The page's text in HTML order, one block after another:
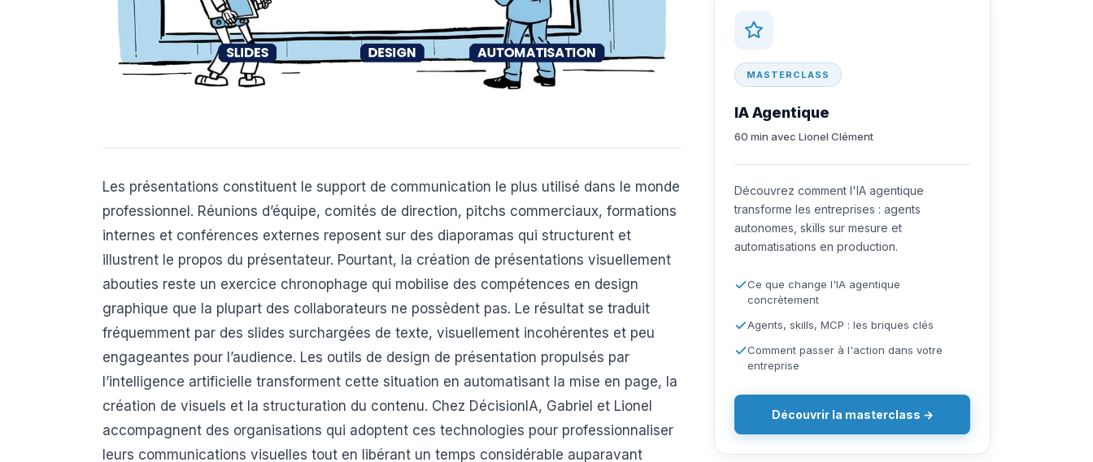
Les présentations constituent le support de communication le plus utilisé dans le monde
professionnel. Réunions d’équipe, comités de direction, pitchs commerciaux, formations
internes et conférences externes reposent sur des diaporamas qui structurent et
illustrent le propos du présentateur. Pourtant, la création de présentations visuellement
abouties reste un exercice chronophage qui mobilise des compétences en design
graphique que la plupart des collaborateurs ne possèdent pas. Le résultat se traduit
fréquemment par des slides surchargées de texte, visuellement incohérentes et peu
engageantes pour l’audience. Les outils de design de présentation propulsés par
l’intelligence artificielle transforment cette situation en automatisant la mise en page, la
création de visuels et la structuration du contenu. Chez DécisionIA, Gabriel et Lionel
accompagnent des organisations qui adoptent ces technologies pour professionnaliser
leurs communications visuelles tout en libérant un temps considérable auparavant
MASTERCLASS
IA Agentique
60 min avec Lionel Clément
Découvrez comment l'IA agentique
transforme les entreprises : agents
autonomes, skills sur mesure et
automatisations en production.
Ce que change l'IA agentique
concrètement
Agents, skills, MCP : les briques clés
Comment passer à l'action dans votre
entreprise
Découvrir la masterclass →